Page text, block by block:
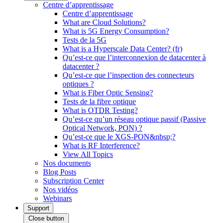
Centre d’apprentissage
Centre d’apprentissage
What are Cloud Solutions?
What is 5G Energy Consumption?
Tests de la 5G
What is a Hyperscale Data Center? (fr)
Qu’est-ce que l’interconnexion de datacenter à
datacenter ?
Qu’est-ce que l’inspection des connecteurs
optiques ?
What is Fiber Optic Sensing?
Tests de la fibre optique
What is OTDR Testing?
Qu’est-ce qu’un réseau optique passif (Passive
Optical Network, PON) ?
Qu’est-ce que le XGS-PON&nbsp;?
What is RF Interference?
View All Topics
Nos documents
Blog Posts
Subscription Center
Nos vidéos
Webinars
Support
Close button